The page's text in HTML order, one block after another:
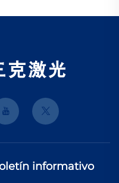
informativo